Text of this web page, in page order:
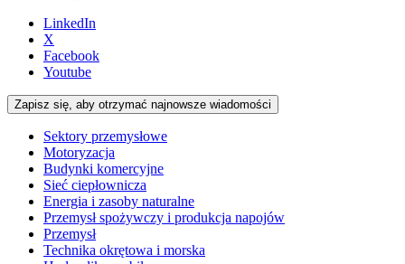
LinkedIn
X
Facebook
Youtube
Zapisz się, aby otrzymać najnowsze wiadomości
Sektory przemysłowe
Motoryzacja
Budynki komercyjne
Sieć ciepłownicza
Energia i zasoby naturalne
Przemysł spożywczy i produkcja napojów
Przemysł
Technika okrętowa i morska